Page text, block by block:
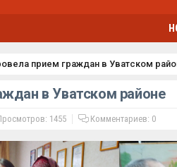
прием граждан в Уватском
в Уватском районе
1455 Комментариев: 0